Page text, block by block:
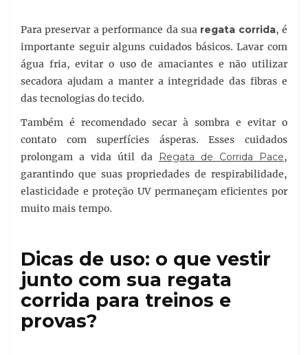
Para preservar a performance da sua regata corrida, é
importante seguir alguns cuidados básicos. Lavar com
água fria, evitar o uso de amaciantes e não utilizar
secadora ajudam a manter a integridade das fibras e
das tecnologias do tecido.
Também é recomendado secar à sombra e evitar o
contato com superfícies ásperas. Esses cuidados
prolongam a vida útil da
Regata de Corrida Pace,
garantindo que suas propriedades de respirabilidade,
elasticidade e proteção UV permaneçam eficientes por
muito mais tempo.
Dicas de uso: o que vestir
junto com sua regata
corrida para treinos e
provas?